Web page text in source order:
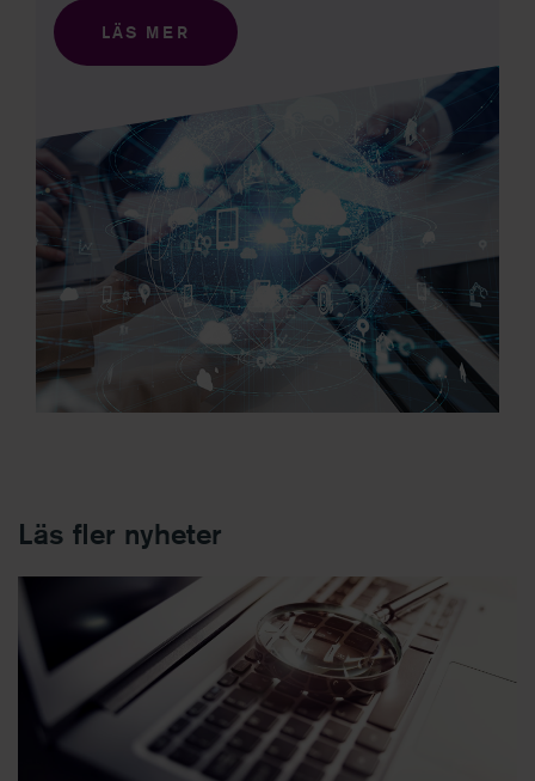
LÄS MER
Läs fler nyheter
FAR kommenterar Revisorsinspektionens senaste